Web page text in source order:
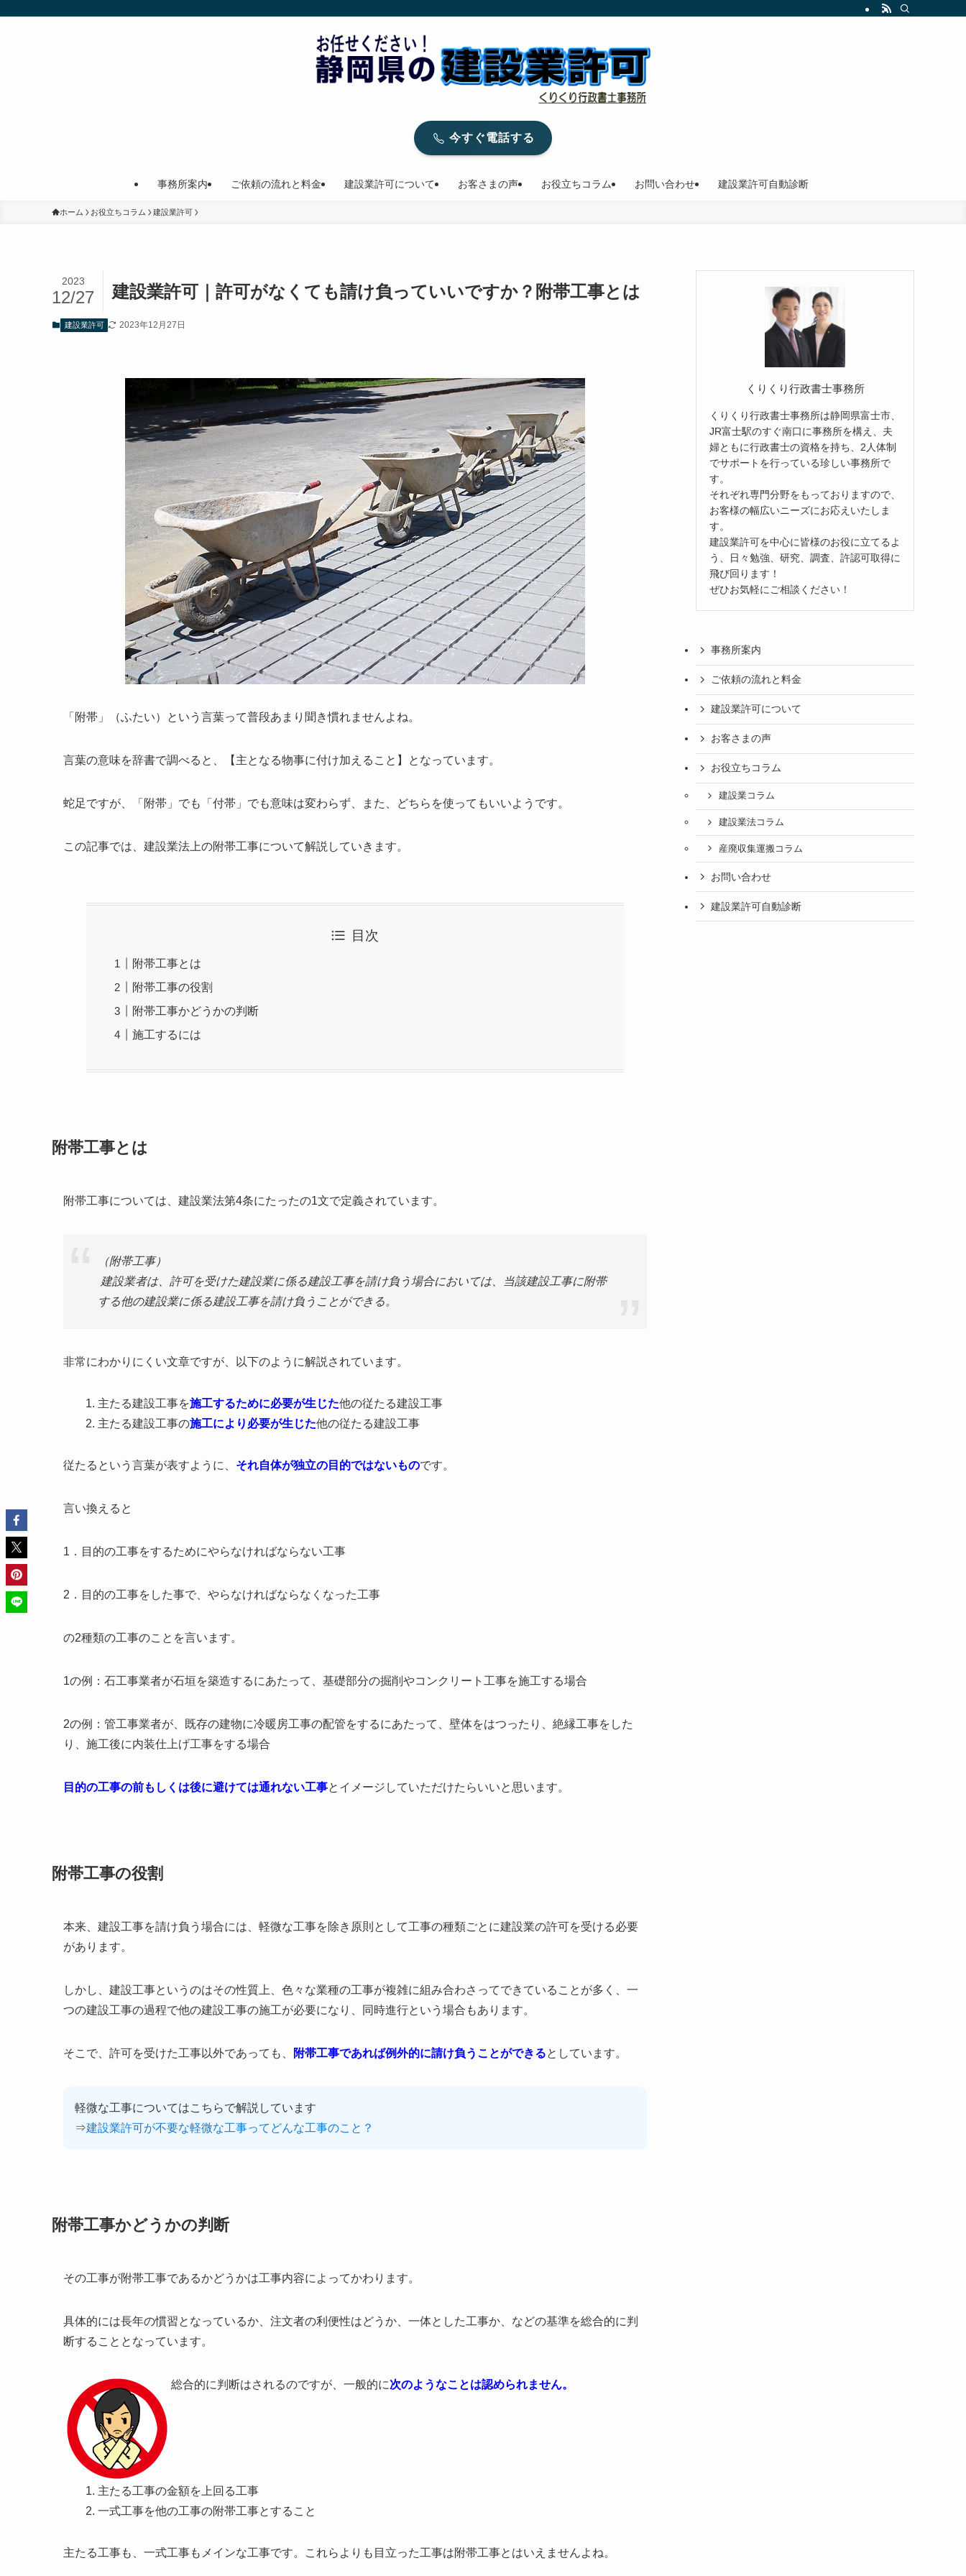
事務所案内 ご依頼の流れと料金 建設業許可について お客さまの声 お役立ちコラム お問い合わせ 建設業許可自動診断
今すぐ電話する
ホーム お役立ちコラム 建設業許可
建設業許可｜許可がなくても請け負っていいですか？附帯工事とは
2023
12/27
建設業許可 2023年12月27日
「附帯」（ふたい）という言葉って普段あまり聞き慣れませんよね。
言葉の意味を辞書で調べると、【主となる物事に付け加えること】となっています。
蛇足ですが、「附帯」でも「付帯」でも意味は変わらず、また、どちらを使ってもいいようです。
この記事では、建設業法上の附帯工事について解説していきます。
目次
附帯工事とは
附帯工事の役割
附帯工事かどうかの判断
施工するには
附帯工事とは
附帯工事については、建設業法第4条にたったの1文で定義されています。
（附帯工事）
建設業者は、許可を受けた建設業に係る建設工事を請け負う場合においては、当該建設工事に附帯
する他の建設業に係る建設工事を請け負うことができる。
非常にわかりにくい文章ですが、以下のように解説されています。
主たる建設工事を施工するために必要が生じた他の従たる建設工事
主たる建設工事の施工により必要が生じた他の従たる建設工事
従たるという言葉が表すように、 それ自体が独立の目的ではないものです。
言い換えると
1．目的の工事をするためにやらなければならない工事
2．目的の工事をした事で、やらなければならなくなった工事
の2種類の工事のことを言います。
1の例：石工事業者が石垣を築造するにあたって、基礎部分の掘削やコンクリート工事を施工する場合
2の例：管工事業者が、既存の建物に冷暖房工事の配管をするにあたって、壁体をはつったり、絶縁工事をした
り、施工後に内装仕上げ工事をする場合
目的の工事の前もしくは後に避けては通れない工事とイメージしていただけたらいいと思います。
附帯工事の役割
本来、建設工事を請け負う場合には、軽微な工事を除き原則として工事の種類ごとに建設業の許可を受ける必要
があります。
しかし、建設工事というのはその性質上、色々な業種の工事が複雑に組み合わさってできていることが多く、一
つの建設工事の過程で他の建設工事の施工が必要になり、同時進行という場合もあります。
そこで、許可を受けた工事以外であっても、 附帯工事であれば例外的に請け負うことができるとしています。
軽微な工事についてはこちらで解説しています
⇒建設業許可が不要な軽微な工事ってどんな工事のこと？
附帯工事かどうかの判断
その工事が附帯工事であるかどうかは工事内容によってかわります。
具体的には長年の慣習となっているか、注文者の利便性はどうか、一体とした工事か、などの基準を総合的に判
断することとなっています。
総合的に判断はされるのですが、一般的に次のようなことは認められません。
主たる工事の金額を上回る工事
一式工事を他の工事の附帯工事とすること
主たる工事も、一式工事もメインな工事です。これらよりも目立った工事は附帯工事とはいえませんよね。
くりくり行政書士事務所
くりくり行政書士事務所は静岡県富士市、
JR富士駅のすぐ南口に事務所を構え、夫
婦ともに行政書士の資格を持ち、2人体制
でサポートを行っている珍しい事務所で
す。
それぞれ専門分野をもっておりますので、
お客様の幅広いニーズにお応えいたしま
す。
建設業許可を中心に皆様のお役に立てるよ
う、日々勉強、研究、調査、許認可取得に
飛び回ります！
ぜひお気軽にご相談ください！
事務所案内
ご依頼の流れと料金
建設業許可について
お客さまの声
お役立ちコラム
建設業コラム
建設業法コラム
産廃収集運搬コラム
お問い合わせ
建設業許可自動診断